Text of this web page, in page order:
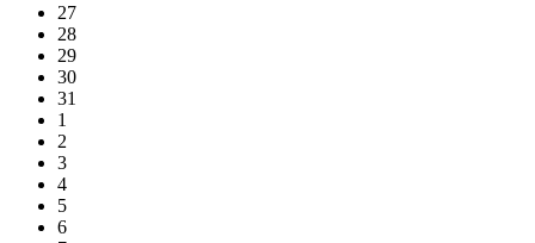
27
28
29
30
31
1
2
3
4
5
6